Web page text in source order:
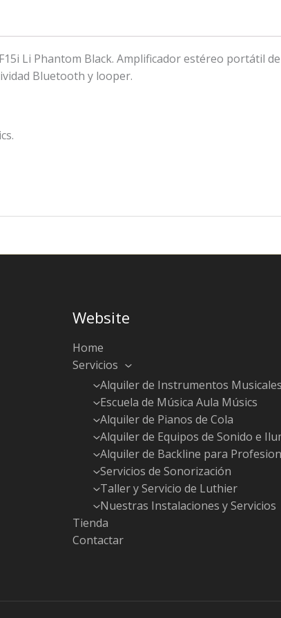
Li Phantom Black. Amplificador estéreo portátil
Bluetooth y looper.
Website
Home
Servicios
Alquiler de Instrumentos Musicales
Escuela de Música Aula Músics
Alquiler de Pianos de Cola
Alquiler de Equipos de Sonido e
Alquiler de Backline para
Servicios de Sonorización
Taller y Servicio de Luthier
Nuestras Instalaciones y Servicios
Tienda
Contactar